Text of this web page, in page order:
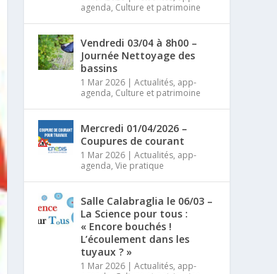
agenda, Culture et patrimoine
Vendredi 03/04 à 8h00 –
Journée Nettoyage des
bassins
1 Mar 2026 |Actualités, app-
agenda, Culture et patrimoine
Mercredi 01/04/2026 –
Coupures de courant
1 Mar 2026 |Actualités, app-
agenda,Vie pratique
Salle Calabraglia le 06/03 –
La Science pour tous :
« Encore bouchés !
L’écoulement dans les
tuyaux ? »
1 Mar 2026 |Actualités, app-